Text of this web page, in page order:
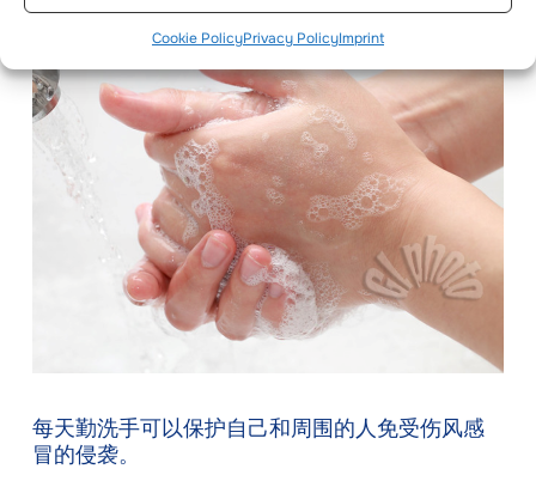
Cookie PolicyPrivacy PolicyImprint
每天勤洗手可以保护自己和周围的人免受伤风感
冒的侵袭。